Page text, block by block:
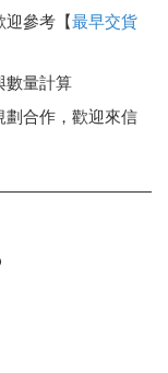
迎參考【最早交貨
數量計算
劃合作，歡迎來信